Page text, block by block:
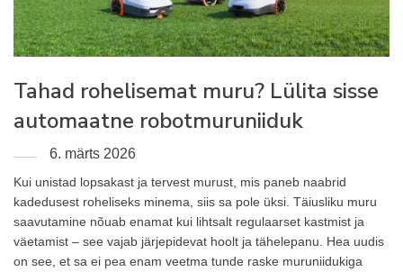
Tahad rohelisemat muru? Lülita sisse
automaatne robotmuruniiduk
6. märts 2026
Kui unistad lopsakast ja tervest murust, mis paneb naabrid
kadedusest roheliseks minema, siis sa pole üksi. Täiusliku muru
saavutamine nõuab enamat kui lihtsalt regulaarset kastmist ja
väetamist – see vajab järjepidevat hoolt ja tähelepanu. Hea uudis
on see, et sa ei pea enam veetma tunde raske muruniidukiga